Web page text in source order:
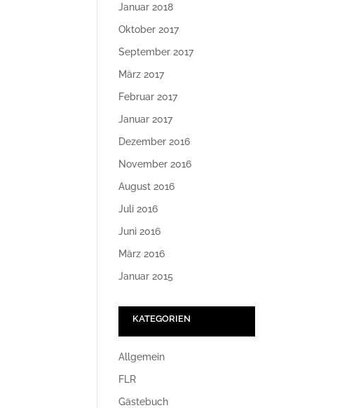
Januar 2018
Oktober 2017
September 2017
März 2017
Februar 2017
Januar 2017
Dezember 2016
November 2016
August 2016
Juli 2016
Juni 2016
März 2016
Januar 2015
KATEGORIEN
Allgemein
FLR
Gästebuch